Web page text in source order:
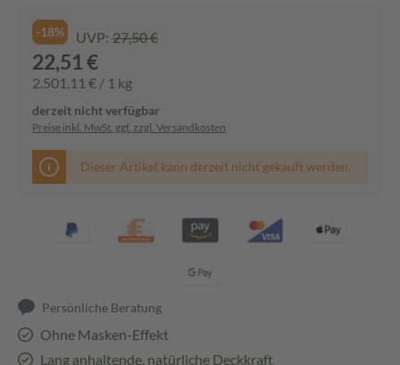
-18% UVP: 27,50 €
22,51 €
2.501,11 € / 1 kg
derzeit nicht verfügbar
Preise inkl. MwSt. ggf. zzgl. Versandkosten
Dieser Artikel kann derzeit nicht gekauft werden.
Persönliche Beratung
Ohne Masken-Effekt
Lang anhaltende, natürliche Deckkraft